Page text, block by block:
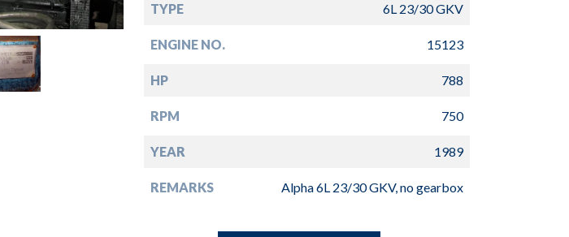
TYPE 6L 23/30 GKV
ENGINE NO. 15123
HP 788
RPM 750
YEAR 1989
REMARKS Alpha 6L 23/30 GKV, no gearbox